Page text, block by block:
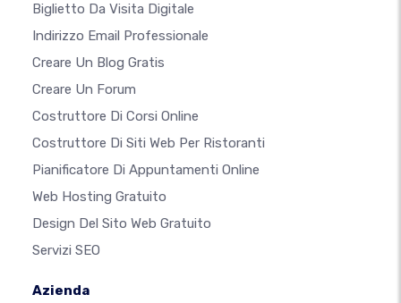
Biglietto Da Visita Digitale
Indirizzo Email Professionale
Creare Un Blog Gratis
Creare Un Forum
Costruttore Di Corsi Online
Costruttore Di Siti Web Per Ristoranti
Pianificatore Di Appuntamenti Online
Web Hosting Gratuito
Design Del Sito Web Gratuito
Servizi SEO
Azienda